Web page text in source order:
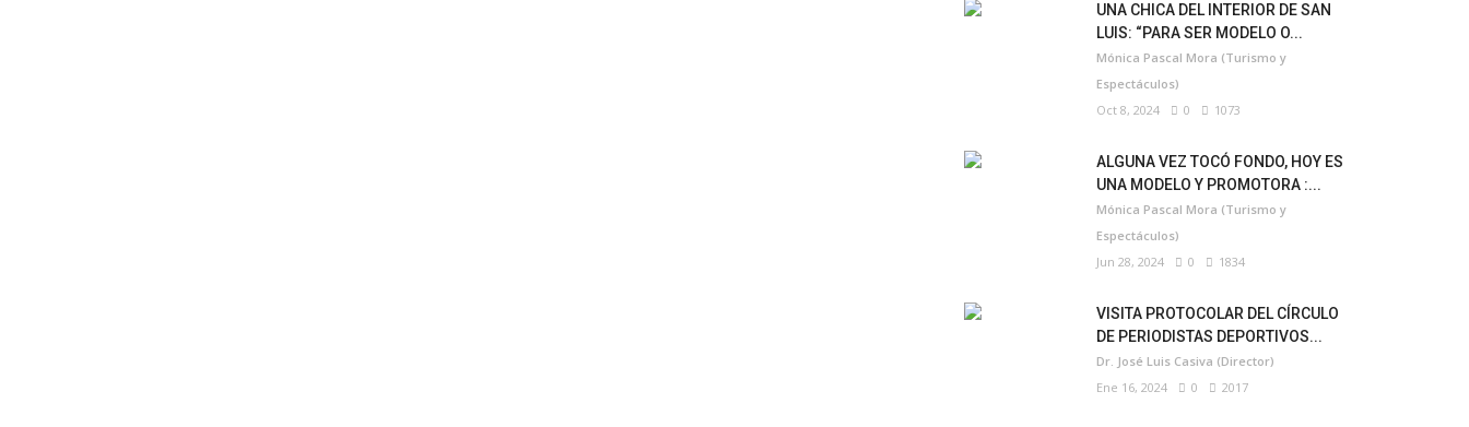
UNA CHICA DEL INTERIOR DE SAN
LUIS: “PARA SER MODELO O...
Mónica Pascal Mora (Turismo y
Espectáculos)
Oct 8, 2024
0 1073
ALGUNA VEZ TOCÓ FONDO, HOY ES
UNA MODELO Y PROMOTORA :...
Mónica Pascal Mora (Turismo y
Espectáculos)
Jun 28, 2024
0 1834
VISITA PROTOCOLAR DEL CÍRCULO
DE PERIODISTAS DEPORTIVOS...
Dr. José Luis Casiva (Director)
Ene 16, 2024
0 2017